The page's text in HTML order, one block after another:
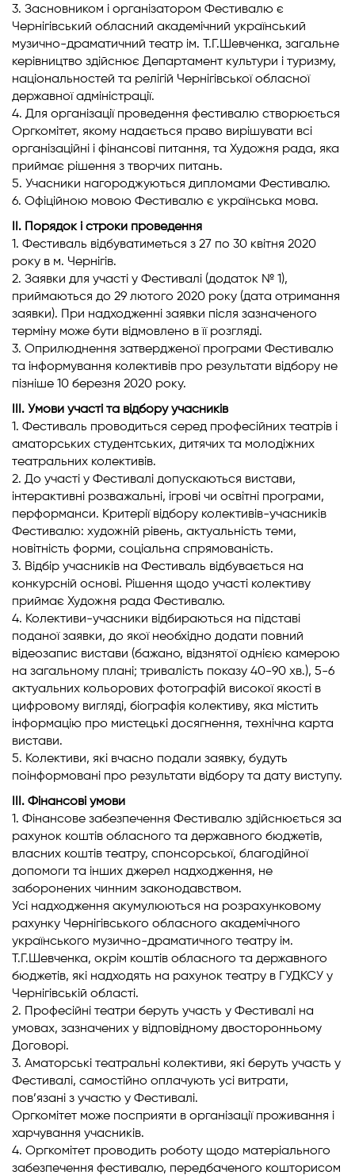
3. Засновником і організатором Фестивалю є
Чернігівський обласний академічний український
музично-драматичний театр ім. Т.Г.Шевченка, загальне
керівництво здійснює Департамент культури і туризму,
національностей та релігій Чернігівської обласної
державної адміністрації.
4. Для організації проведення фестивалю створюється
Оргкомітет, якому надається право вирішувати всі
організаційні і фінансові питання, та Художня рада, яка
приймає рішення з творчих питань.
5. Учасники нагороджуються дипломами Фестивалю.
6. Офіційною мовою Фестивалю є українська мова.
ІІ. Порядок і строки проведення
1. Фестиваль відбуватиметься з 27 по 30 квітня 2020
року в м. Чернігів.
2. Заявки для участі у Фестивалі (додаток № 1),
приймаються до 29 лютого 2020 року (дата отримання
заявки). При надходженні заявки після зазначеного
терміну може бути відмовлено в її розгляді.
3. Оприлюднення затвердженої програми Фестивалю
та інформування колективів про результати відбору не
пізніше 10 березня 2020 року.
ІІІ. Умови участі та відбору учасників
1. Фестиваль проводиться серед професійних театрів і
аматорських студентських, дитячих та молодіжних
театральних колективів.
2. До участі у Фестивалі допускаються вистави,
інтерактивні розважальні, ігрові чи освітні програми,
перформанси. Критерії відбору колективів-учасників
Фестивалю: художній рівень, актуальність теми,
новітність форми, соціальна спрямованість.
3. Відбір учасників на Фестиваль відбувається на
конкурсній основі. Рішення щодо участі колективу
приймає Художня рада Фестивалю.
4. Колективи-учасники відбираються на підставі
поданої заявки, до якої необхідно додати повний
відеозапис вистави (бажано, відзнятої однією камерою
на загальному плані; тривалість показу 40-90 хв.), 5-6
актуальних кольорових фотографій високої якості в
цифровому вигляді, біографія колективу, яка містить
інформацію про мистецькі досягнення, технічна карта
вистави.
5. Колективи, які вчасно подали заявку, будуть
поінформовані про результати відбору та дату виступу.
ІІІ. Фінансові умови
1. Фінансове забезпечення Фестивалю здійснюється за
рахунок коштів обласного та державного бюджетів,
власних коштів театру, спонсорської, благодійної
допомоги та інших джерел надходження, не
заборонених чинним законодавством.
Усі надходження акумулюються на розрахунковому
рахунку Чернігівського обласного академічного
українського музично-драматичного театру ім.
Т.Г.Шевченка, окрім коштів обласного та державного
бюджетів, які надходять на рахунок театру в ГУДКСУ у
Чернігівській області.
2. Професійні театри беруть участь у Фестивалі на
умовах, зазначених у відповідному двосторонньому
Договорі.
3. Аматорські театральні колективи, які беруть участь у
Фестивалі, самостійно оплачують усі витрати,
пов’язані з участю у Фестивалі.
Оргкомітет може посприяти в організації проживання і
харчування учасників.
4. Оргкомітет проводить роботу щодо матеріального
забезпечення фестивалю, передбаченого кошторисом